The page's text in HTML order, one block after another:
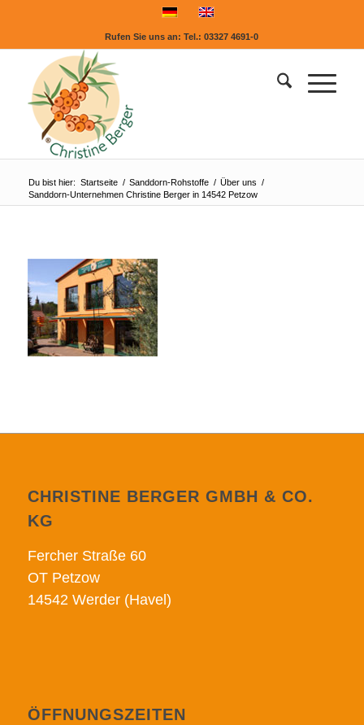
Rufen Sie uns an:Tel.: 03327 4691-0
Du bist hier: Startseite / Sanddorn-Rohstoffe / Über uns /
Sanddorn-Unternehmen Christine Berger in 14542 Petzow
CHRISTINE BERGER GMBH & CO.
KG
Fercher Straße 60
OT Petzow
14542 Werder (Havel)
ÖFFNUNGSZEITEN